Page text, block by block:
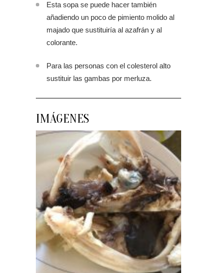
Esta sopa se puede hacer también
añadiendo un poco de pimiento molido al
majado que sustituiría al azafrán y al
colorante.
Para las personas con el colesterol alto
sustituir las gambas por merluza.
IMÁGENES